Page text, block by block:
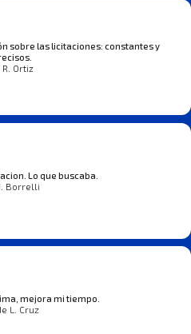
sobre las licitaciones: constantes y
R. Ortiz
Lo que buscaba.
Borrelli
mejora mi tiempo.
L. Cruz